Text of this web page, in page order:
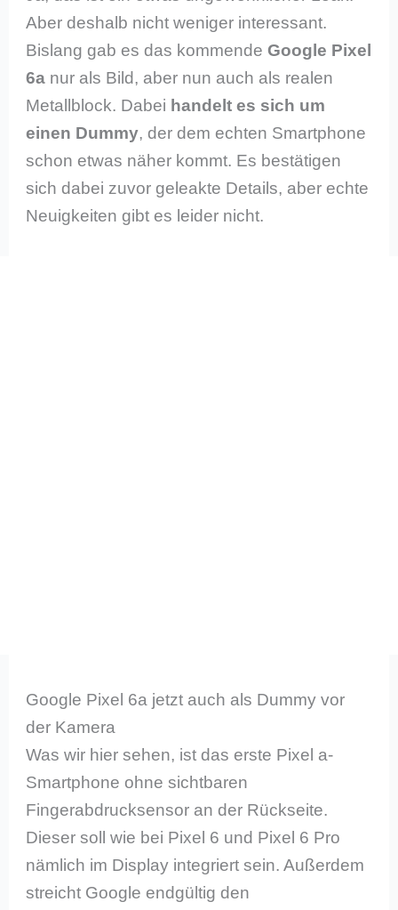
Aber deshalb nicht weniger interessant.
Bislang gab es das kommendeGoogle Pixel
6a nur als Bild, aber nun auch als realen
Metallblock. Dabei handelt es sich um
einen Dummy, der dem echten Smartphone
schon etwas näher kommt. Es bestätigen
sich dabei zuvor geleakte Details, aber echte
Neuigkeiten gibt es leider nicht.
Google Pixel 6a jetzt auch als Dummy vor
der Kamera
Was wir hier sehen, ist das erste Pixel a-
Smartphone ohne sichtbaren
Fingerabdrucksensor an der Rückseite.
Dieser soll wie bei Pixel 6 und Pixel 6 Pro
nämlich im Display integriert sein. Außerdem
streicht Google endgültig den